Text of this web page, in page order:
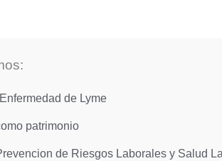
de Lyme
patrimonio
de Riesgos Laborales y Salud